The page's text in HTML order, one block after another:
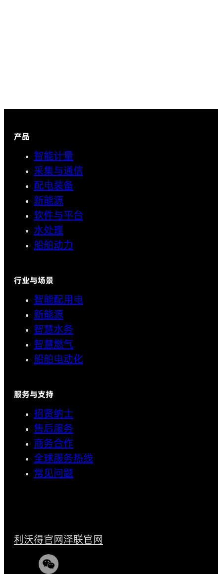
产品
智能计量
采集与通信
配电装备
新能源
软件与平台
水处理
船舶动力
行业与场景
智能配用电
新能源
智慧水务
智慧燃气
船舶电动化
服务与支持
招贤纳士
售后服务
商务合作
全球服务热线
常见问题
利沃得官网泽联官网